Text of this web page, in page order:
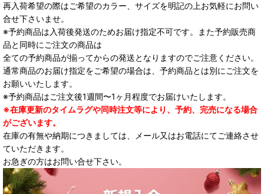
再入荷希望の際はご希望のカラー、サイズを明記の上お気軽にお問い
合せ下さいませ。
※予約商品は入荷後発送のためお届け指定不可です。また予約販売商
品と同時にご注文の商品は
全ての予約商品が揃ってからの発送となりますのでご注意ください。
通常商品のお届け指定をご希望の場合は、予約商品とは別にご注文を
お願いいたします。
※予約商品はご注文後1週間〜1ヶ月程度でお届けいたします。
※在庫更新のタイムラグや同時注文等により、予約、完売になる場合
がございます。
在庫の有無や納期につきましては、メール又はお電話にてご連絡させ
ていただきます。
お急ぎの方はお問い合せ下さい。